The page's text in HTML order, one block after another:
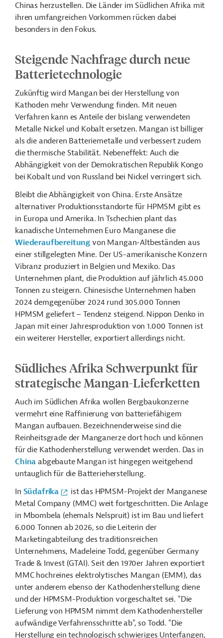
Chinas herzustellen. Die Länder im Südlichen Afrika mit
ihren umfangreichen Vorkommen rücken dabei
besonders in den Fokus.
Steigende Nachfrage durch neue
Batterietechnologie
Zukünftig wird Mangan bei der Herstellung von
Kathoden mehr Verwendung finden. Mit neuen
Verfahren kann es Anteile der bislang verwendeten
Metalle Nickel und Kobalt ersetzen. Mangan ist billiger
als die anderen Batteriemetalle und verbessert zudem
die thermische Stabilität. Nebeneffekt: Auch die
Abhängigkeit von der Demokratischen Republik Kongo
bei Kobalt und von Russland bei Nickel verringert sich.
Bleibt die Abhängigkeit von China. Erste Ansätze
alternativer Produktionsstandorte für HPMSM gibt es
in Europa und Amerika. In Tschechien plant das
kanadische Unternehmen Euro Manganese die
Wiederaufbereitung von Mangan-Altbeständen aus
einer stillgelegten Mine. Der US-amerikanische Konzern
Vibranz produziert in Belgien und Mexiko. Das
Unternehmen plant, die Produktion auf jährlich 45.000
Tonnen zu steigern. Chinesische Unternehmen haben
2024 demgegenüber 2024 rund 305.000 Tonnen
HPMSM geliefert – Tendenz steigend. Nippon Denko in
Japan mit einer Jahresproduktion von 1.000 Tonnen ist
ein weiterer Hersteller, exportiert allerdings nicht.
Südliches Afrika Schwerpunkt für
strategische Mangan-Lieferketten
Auch im Südlichen Afrika wollen Bergbaukonzerne
vermehrt eine Raffinierung von batteriefähigem
Mangan aufbauen. Bezeichnenderweise sind die
Reinheitsgrade der Manganerze dort hoch und können
für die Kathodenherstellung verwendet werden. Das in
China abgebaute Mangan ist hingegen weitgehend
untauglich für die Batterieherstellung.
In Südafrika
ist das HPMSM-Projekt der Manganese
Metal Company (MMC) weit fortgeschritten. Die Anlage
in Mbombela (ehemals Nelspruit) ist im Bau und liefert
6.000 Tonnen ab 2026, so die Leiterin der
Marketingabteilung des traditionsreichen
Unternehmens, Madeleine Todd, gegenüber Germany
Trade & Invest (GTAI). Seit den 1970er Jahren exportiert
MMC hochreines elektrolytisches Mangan (EMM), das
unter anderem ebenso der Kathodenherstellung diene
und der HPMSM-Produktion vorgeschaltet sei. "Die
Lieferung von HPMSM nimmt dem Kathodenhersteller
aufwändige Verfahrensschritte ab", so Todd. "Die
Herstellung ein technologisch schwieriges Unterfangen,